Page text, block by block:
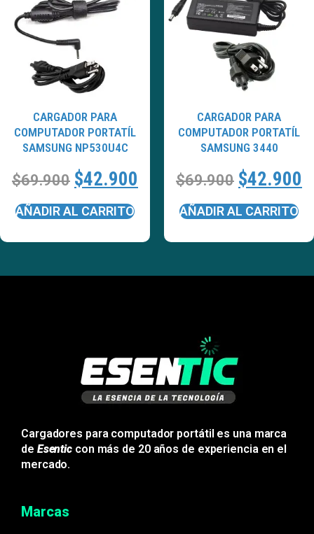
CARGADOR PARA
COMPUTADOR PORTATÍL
SAMSUNG NP530U4C
$69.900 $42.900
AÑADIR AL CARRITO
CARGADOR PARA
COMPUTADOR PORTATÍL
SAMSUNG 3440
$69.900 $42.900
AÑADIR AL CARRITO
Cargadores para computador portátil es una marca
de Esentic con más de 20 años de experiencia en el
mercado.
Marcas